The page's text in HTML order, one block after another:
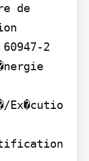
de
2
Ex�cutio